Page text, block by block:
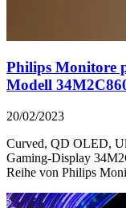
Philips Monitore
Modell
20/02/2023
Curved, QD OLED,
Gaming-Display
Reihe von Philips